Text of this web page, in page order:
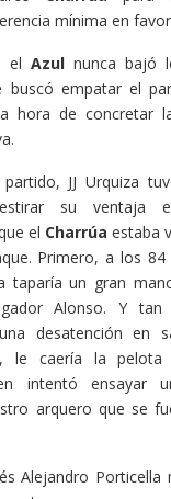
mínima en favor
el Azul nunca bajó
buscó empatar el
hora de concretar
JJ Urquiza
su ventaja
el Charrúa estaba
Primero, a los
taparía un gran
Alonso. Y
desatención en
le caería la
intentó ensayar
arquero que se
Alejandro Porticella